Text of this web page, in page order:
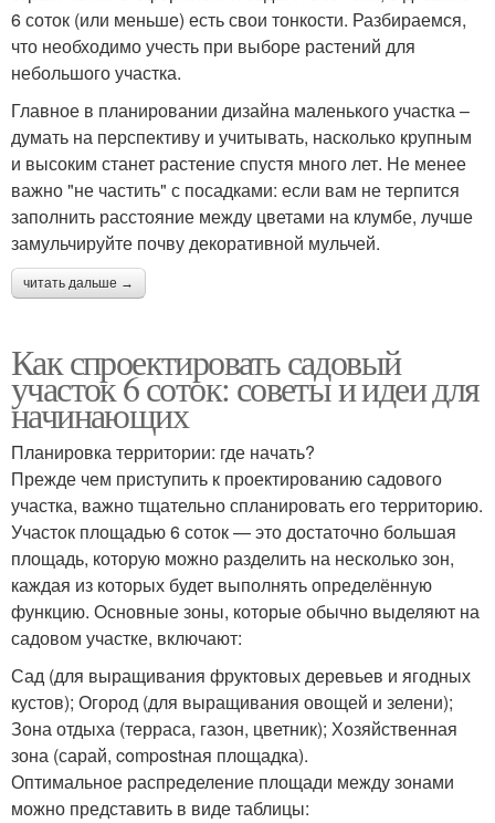
6 соток (или меньше) есть свои тонкости. Разбираемся,
что необходимо учесть при выборе растений для
небольшого участка.
Главное в планировании дизайна маленького участка –
думать на перспективу и учитывать, насколько крупным
и высоким станет растение спустя много лет. Не менее
важно "не частить" с посадками: если вам не терпится
заполнить расстояние между цветами на клумбе, лучше
замульчируйте почву декоративной мульчей.
читать дальше →
Как спроектировать садовый
участок 6 соток: советы и идеи для
начинающих
Планировка территории: где начать?
Прежде чем приступить к проектированию садового
участка, важно тщательно спланировать его территорию.
Участок площадью 6 соток — это достаточно большая
площадь, которую можно разделить на несколько зон,
каждая из которых будет выполнять определённую
функцию. Основные зоны, которые обычно выделяют на
садовом участке, включают:
Сад (для выращивания фруктовых деревьев и ягодных
кустов); Огород (для выращивания овощей и зелени);
Зона отдыха (терраса, газон, цветник); Хозяйственная
зона (сарай, compostная площадка).
Оптимальное распределение площади между зонами
можно представить в виде таблицы: